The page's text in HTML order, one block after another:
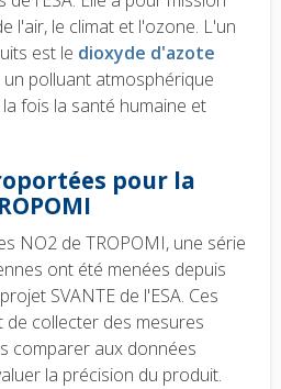
l'air, le climat et l'ozone. L'un
est le dioxyde d'azote
polluant atmosphérique
fois la santé humaine et
pour la
NO2 de TROPOMI, une série
ont été menées depuis
SVANTE de l'ESA. Ces
collecter des mesures
comparer aux données
la précision du produit.